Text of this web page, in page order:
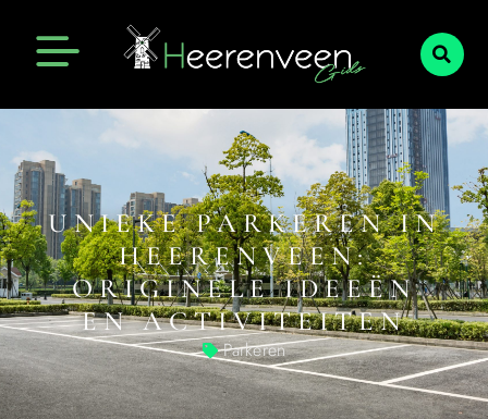
UNIEKE PARKEREN IN
HEERENVEEN:
ORIGINELE IDEEËN
EN ACTIVITEITEN
Parkeren